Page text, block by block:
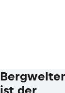
ist der